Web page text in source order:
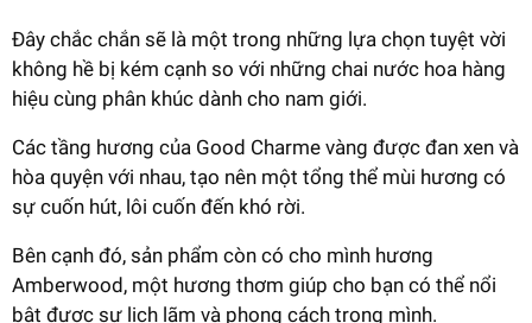
Đây chắc chắn sẽ là một trong những lựa chọn tuyệt vời
không hề bị kém cạnh so với những chai nước hoa hàng
hiệu cùng phân khúc dành cho nam giới.
Các tầng hương của Good Charme vàng được đan xen và
hòa quyện với nhau, tạo nên một tổng thể mùi hương có
sự cuốn hút, lôi cuốn đến khó rời.
Bên cạnh đó, sản phẩm còn có cho mình hương
Amberwood, một hương thơm giúp cho bạn có thể nổi
bật được sự lịch lãm và phong cách trong mình.